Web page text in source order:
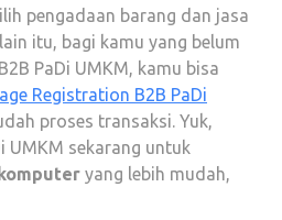
pengadaan barang dan jasa
itu, bagi kamu yang belum
PaDi UMKM, kamu bisa
Registration B2B PaDi
proses transaksi. Yuk,
UMKM sekarang untuk
yang lebih mudah,